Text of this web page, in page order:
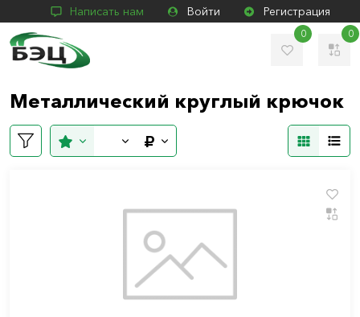
Написать нам Войти Регистрация
0 0
Металлический круглый крючок